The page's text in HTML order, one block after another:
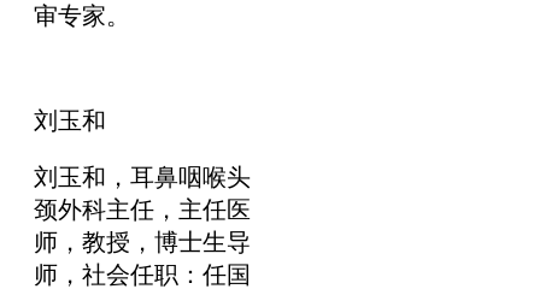
审专家。
刘玉和
刘玉和，耳鼻咽喉头
颈外科主任，主任医
师，教授，博士生导
师，社会任职：任国